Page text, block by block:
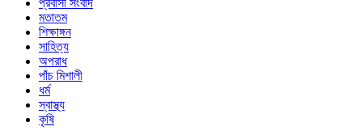
প্রবাসী সংবাদ
মতাতম
শিক্ষাঙ্গন
সাহিত্য
অপরাধ
পাঁচ মিশালী
ধর্ম
স্বাস্থ্য
কৃষি